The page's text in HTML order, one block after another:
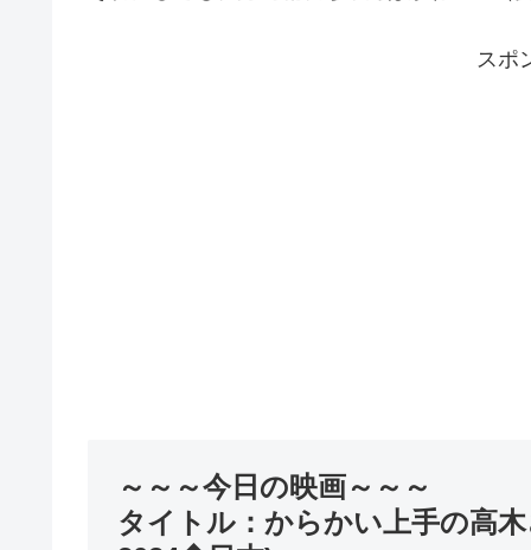
スポ
～～～今日の映画～～～
タイトル：からかい上手の高